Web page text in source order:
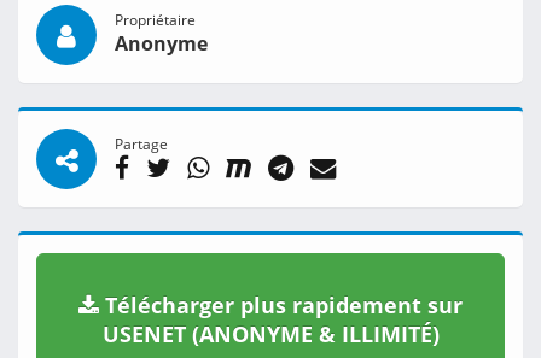
Propriétaire
Anonyme
Partage
Télécharger plus rapidement sur
USENET (ANONYME & ILLIMITÉ)